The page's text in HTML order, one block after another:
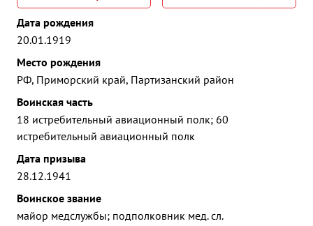
Дата рождения
20.01.1919
Место рождения
РФ, Приморский край, Партизанский район
Воинская часть
18 истребительный авиационный полк; 60
истребительный авиационный полк
Дата призыва
28.12.1941
Воинское звание
майор медслужбы; подполковник мед. сл.